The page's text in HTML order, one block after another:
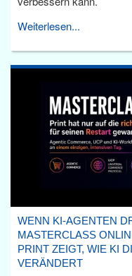
Weiterlesen...
WENN KI-AGENTEN
MASTERCLASS
PRINT ZEIGT, WIE KI
VERÄNDERT